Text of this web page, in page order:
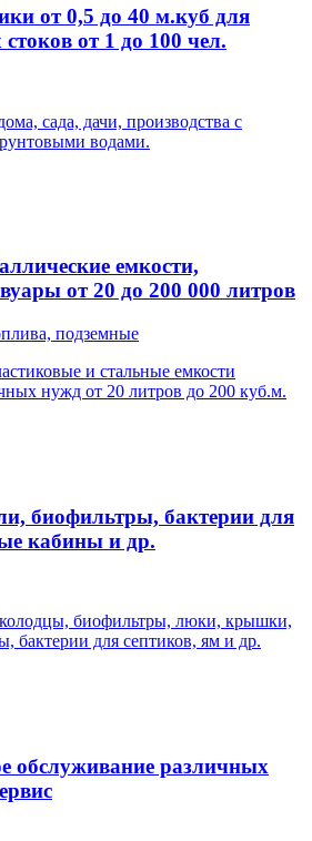
от 0,5 до 40 м.куб для
от 1 до 100 чел.
сада, дачи, производства с
водами.
емкости,
от 20 до 200 000 литров
и стальные емкости
нужд от 20 литров до 200 куб.м.
биофильтры, бактерии для
кабины и др.
биофильтры, люки, крышки,
бактерии для септиков, ям и др.
обслуживание различных